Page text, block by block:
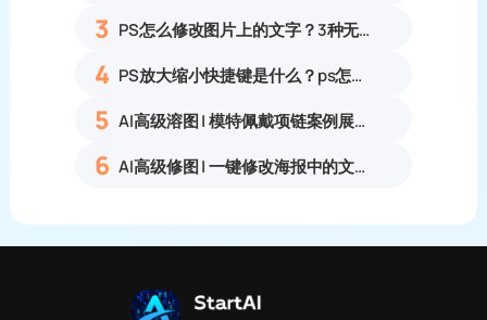
3 PS怎么修改图片上的文字？3种无痕改字方法，新手也能搞定
4 PS放大缩小快捷键是什么？ps怎么把图片拉大拉小？
5 AI高级溶图 | 模特佩戴项链案例展示
6 AI高级修图 | 一键修改海报中的文字